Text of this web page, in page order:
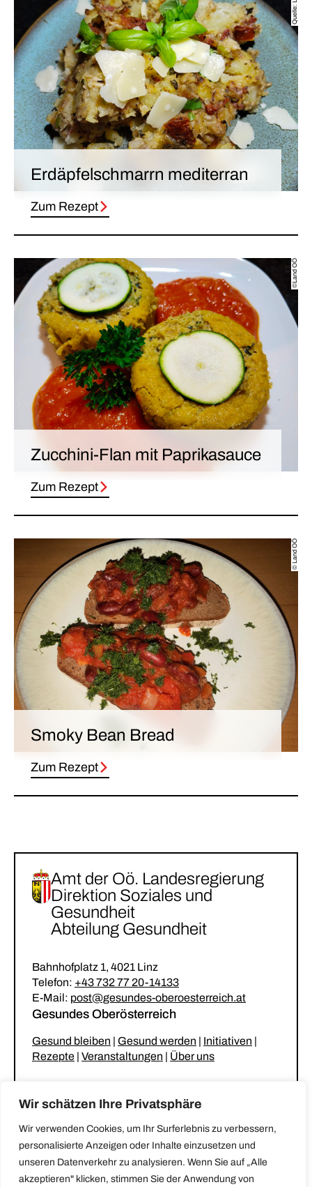
Wir schätzen Ihre Privatsphäre
Wir verwenden Cookies, um Ihr Surferlebnis zu verbessern,
personalisierte Anzeigen oder Inhalte einzusetzen und
unseren Datenverkehr zu analysieren. Wenn Sie auf „Alle
akzeptieren" klicken, stimmen Sie der Anwendung von
Erdäpfelschmarrn mediterran
Zum Rezept
©Land OÖ
Zucchini-Flan mit Paprikasauce
Zum Rezept
© Land OÖ
Smoky Bean Bread
Zum Rezept
Amt der Oö. Landesregierung
Direktion Soziales und
Gesundheit
Abteilung Gesundheit
Bahnhofplatz 1, 4021 Linz
Telefon: +43 732 77 20-14133
E-Mail: post@gesundes-oberoesterreich.at
Gesundes Oberösterreich
Gesund bleiben | Gesund werden | Initiativen |
Rezepte | Veranstaltungen | Über uns
Gesunder Kindergarten & Krabbelstube
|
Gesunde Gemeinde
Stammtisch für betreuende und pflegende
Angehörige